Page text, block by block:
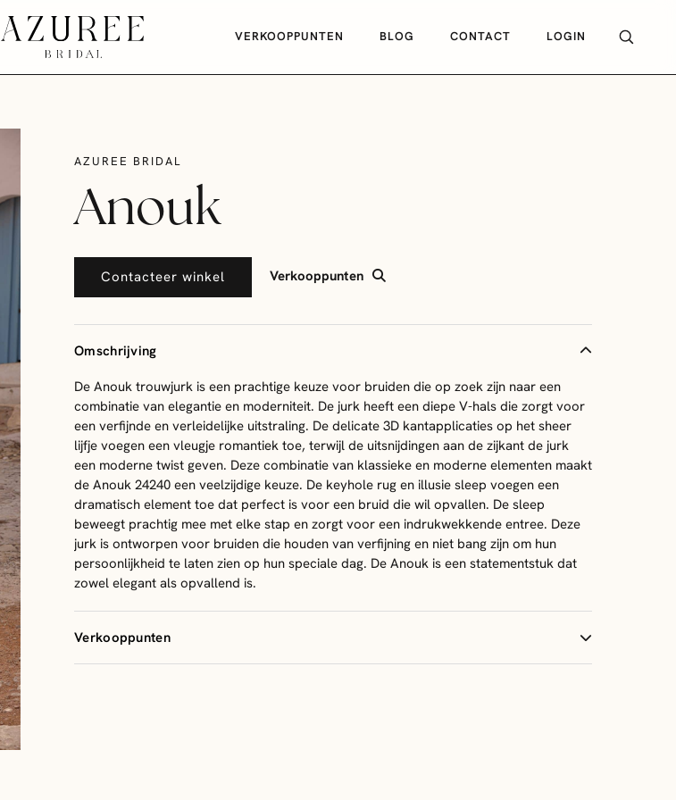
VERKOOPPUNTEN BLOG CONTACT LOGIN
AZUREE BRIDAL
Anouk
Contacteer winkel Verkooppunten
Omschrijving
De Anouk trouwjurk is een prachtige keuze voor bruiden die op zoek zijn naar een
combinatie van elegantie en moderniteit. De jurk heeft een diepe V-hals die zorgt voor
een verfijnde en verleidelijke uitstraling. De delicate 3D kantapplicaties op het sheer
lijfje voegen een vleugje romantiek toe, terwijl de uitsnijdingen aan de zijkant de jurk
een moderne twist geven. Deze combinatie van klassieke en moderne elementen maakt
de Anouk 24240 een veelzijdige keuze. De keyhole rug en illusie sleep voegen een
dramatisch element toe dat perfect is voor een bruid die wil opvallen. De sleep
beweegt prachtig mee met elke stap en zorgt voor een indrukwekkende entree. Deze
jurk is ontworpen voor bruiden die houden van verfijning en niet bang zijn om hun
persoonlijkheid te laten zien op hun speciale dag. De Anouk is een statementstuk dat
zowel elegant als opvallend is.
Verkooppunten